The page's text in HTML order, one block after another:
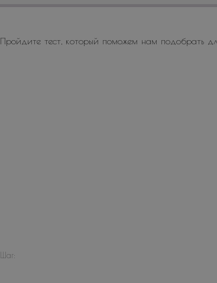
Пройдите тест, который поможем нам подобрать
Шаг: